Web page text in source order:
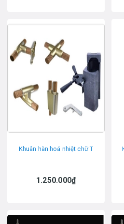
Khuân hàn hoá nhiệt chữ T
1.250.000₫